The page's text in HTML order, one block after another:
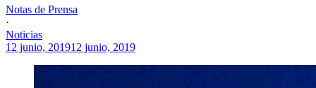
Notas de Prensa
·
Noticias
12 junio, 201912 junio, 2019